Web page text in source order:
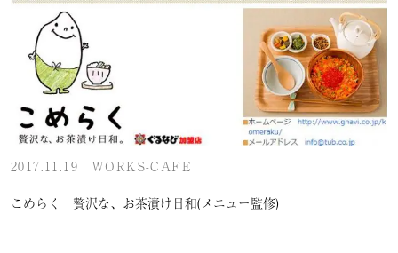
2017.11.19 WORKS-CAFE
こめらく 贅沢な、お茶漬け日和(メニュー監修)